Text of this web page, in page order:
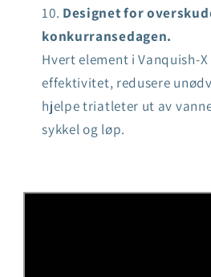
Designet for
konkurransedagen.
Hvert element i Vanquish-
effektivitet, redusere
hjelpe triatleter ut av
sykkel og løp.